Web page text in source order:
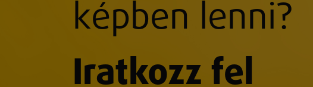
képben lenni?
Iratkozz fel